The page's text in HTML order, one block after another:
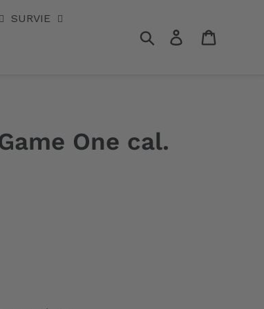
SURVIE
RechercherSe connecter
One cal.